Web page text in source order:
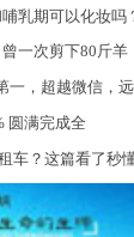
乳期可以化妆吗
一次剪下80斤羊
一，超越微信，
圆满完成全
车？这篇看了秒